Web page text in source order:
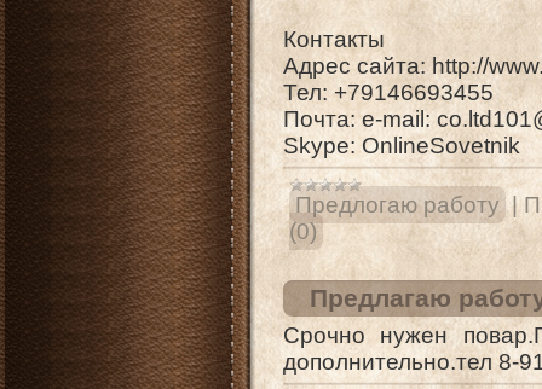
Контакты
Адрес сайта: http://
Тел: +79146693455
Почта: e-mail:
Skype: OnlineSovetnik
Предлогаю работу |
(0)
Предлагаю
Срочно нужен
дополнительно.тел 8-